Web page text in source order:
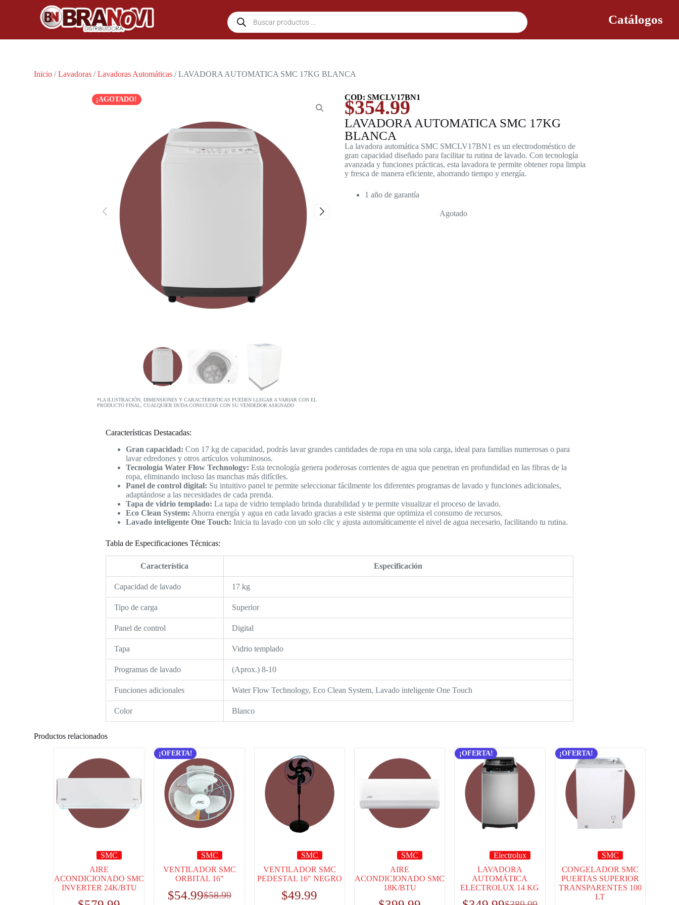
Catálogos
Inicio /Lavadoras /Lavadoras Automáticas / LAVADORA AUTOMATICA SMC 17KG BLANCA
¡AGOTADO!
*LA ILUSTRACIÓN, DIMENSIONES Y CARACTERISTICAS PUEDEN LLEGAR A VARIAR CON EL
PRODUCTO FINAL, CUALQUIER DUDA CONSULTAR CON SU VENDEDOR ASIGNADO
COD: SMCLV17BN1
$354.99
LAVADORA AUTOMATICA SMC 17KG
BLANCA
La lavadora automática SMC SMCLV17BN1 es un electrodoméstico de
gran capacidad diseñado para facilitar tu rutina de lavado. Con tecnología
avanzada y funciones prácticas, esta lavadora te permite obtener ropa limpia
y fresca de manera eficiente, ahorrando tiempo y energía.
1 año de garantía
Agotado
Características Destacadas:
Gran capacidad: Con 17 kg de capacidad, podrás lavar grandes cantidades de ropa en una sola carga, ideal para familias numerosas o para
lavar edredones y otros artículos voluminosos.
Tecnología Water Flow Technology: Esta tecnología genera poderosas corrientes de agua que penetran en profundidad en las fibras de la
ropa, eliminando incluso las manchas más difíciles.
Panel de control digital: Su intuitivo panel te permite seleccionar fácilmente los diferentes programas de lavado y funciones adicionales,
adaptándose a las necesidades de cada prenda.
Tapa de vidrio templado: La tapa de vidrio templado brinda durabilidad y te permite visualizar el proceso de lavado.
Eco Clean System: Ahorra energía y agua en cada lavado gracias a este sistema que optimiza el consumo de recursos.
Lavado inteligente One Touch: Inicia tu lavado con un solo clic y ajusta automáticamente el nivel de agua necesario, facilitando tu rutina.
Tabla de Especificaciones Técnicas:
Característica Especificación
Capacidad de lavado 17 kg
Tipo de carga Superior
Panel de control Digital
Tapa Vidrio templado
Programas de lavado (Aprox.) 8-10
Funciones adicionales Water Flow Technology, Eco Clean System, Lavado inteligente One Touch
Color Blanco
Productos relacionados
SMC
AIRE
ACONDICIONADO SMC
INVERTER 24K/BTU
¡OFERTA!
SMC
VENTILADOR SMC
ORBITAL 16″
$58.99
$54.99
SMC
VENTILADOR SMC
PEDESTAL 16″ NEGRO
$49.99
SMC
AIRE
ACONDICIONADO SMC
18K/BTU
¡OFERTA!
Electrolux
LAVADORA
AUTOMÁTICA
ELECTROLUX 14 KG
¡OFERTA!
SMC
CONGELADOR SMC
PUERTAS SUPERIOR
TRANSPARENTES 100
LT